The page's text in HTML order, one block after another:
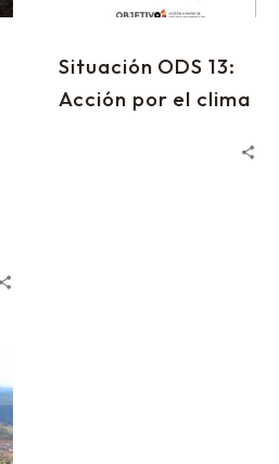
Situación ODS 13:
Acción por el clima